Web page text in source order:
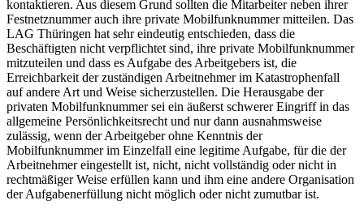
kontaktieren. Aus diesem Grund sollten die Mitarbeiter neben ihrer
Festnetznummer auch ihre private Mobilfunknummer mitteilen. Das
LAG Thüringen hat sehr eindeutig entschieden, dass die
Beschäftigten nicht verpflichtet sind, ihre private Mobilfunknummer
mitzuteilen und dass es Aufgabe des Arbeitgebers ist, die
Erreichbarkeit der zuständigen Arbeitnehmer im Katastrophenfall
auf andere Art und Weise sicherzustellen. Die Herausgabe der
privaten Mobilfunknummer sei ein äußerst schwerer Eingriff in das
allgemeine Persönlichkeitsrecht und nur dann ausnahmsweise
zulässig, wenn der Arbeitgeber ohne Kenntnis der
Mobilfunknummer im Einzelfall eine legitime Aufgabe, für die der
Arbeitnehmer eingestellt ist, nicht, nicht vollständig oder nicht in
rechtmäßiger Weise erfüllen kann und ihm eine andere Organisation
der Aufgabenerfüllung nicht möglich oder nicht zumutbar ist.